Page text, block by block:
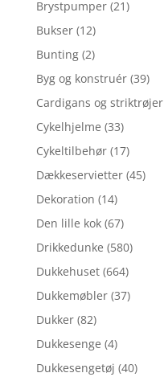
Brystpumper (21)
Bukser (12)
Bunting (2)
Byg og konstruér (39)
Cardigans og striktrøjer
Cykelhjelme (33)
Cykeltilbehør (17)
Dækkeservietter (45)
Dekoration (14)
Den lille kok (67)
Drikkedunke (580)
Dukkehuset (664)
Dukkemøbler (37)
Dukker (82)
Dukkesenge (4)
Dukkesengetøj (40)